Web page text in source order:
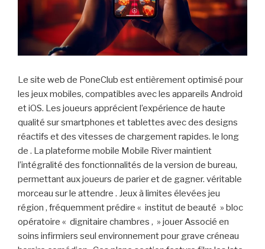
Le site web de PoneClub est entièrement optimisé pour
les jeux mobiles, compatibles avec les appareils Android
et iOS. Les joueurs apprécient l’expérience de haute
qualité sur smartphones et tablettes avec des designs
réactifs et des vitesses de chargement rapides. le long
de . La plateforme mobile Mobile River maintient
l’intégralité des fonctionnalités de la version de bureau,
permettant aux joueurs de parier et de gagner. véritable
morceau sur le attendre . Jeux à limites élevées jeu
région , fréquemment prédire « institut de beauté » bloc
opératoire « dignitaire chambres , » jouer Associé en
soins infirmiers seul environnement pour grave créneau